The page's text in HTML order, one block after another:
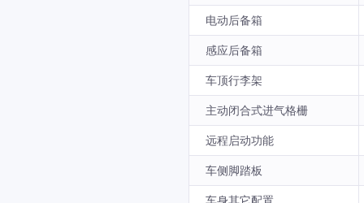
电动后备箱
感应后备箱
车顶行李架
主动闭合式进气格栅
远程启动功能
车侧脚踏板